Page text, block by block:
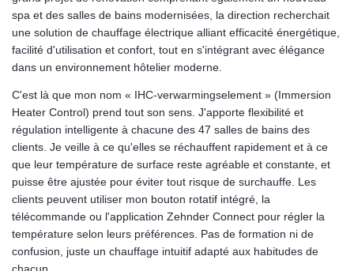
spa et des salles de bains modernisées, la direction recherchait
une solution de chauffage électrique alliant efficacité énergétique,
facilité d'utilisation et confort, tout en s'intégrant avec élégance
dans un environnement hôtelier moderne.
C'est là que mon nom « IHC-verwarmingselement » (Immersion
Heater Control) prend tout son sens. J'apporte flexibilité et
régulation intelligente à chacune des 47 salles de bains des
clients. Je veille à ce qu'elles se réchauffent rapidement et à ce
que leur température de surface reste agréable et constante, et
puisse être ajustée pour éviter tout risque de surchauffe. Les
clients peuvent utiliser mon bouton rotatif intégré, la
télécommande ou l'application Zehnder Connect pour régler la
température selon leurs préférences. Pas de formation ni de
confusion, juste un chauffage intuitif adapté aux habitudes de